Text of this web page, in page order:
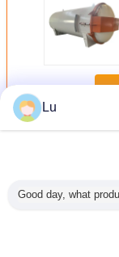
PlusAutoclave de
Lu
Good day, what